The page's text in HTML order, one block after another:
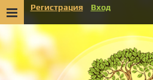
Регистрация Вход